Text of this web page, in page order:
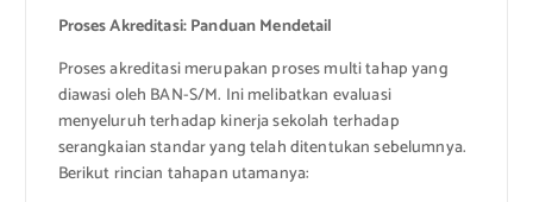
Proses Akreditasi: Panduan Mendetail
Proses akreditasi merupakan proses multi tahap yang
diawasi oleh BAN-S/M. Ini melibatkan evaluasi
menyeluruh terhadap kinerja sekolah terhadap
serangkaian standar yang telah ditentukan sebelumnya.
Berikut rincian tahapan utamanya: